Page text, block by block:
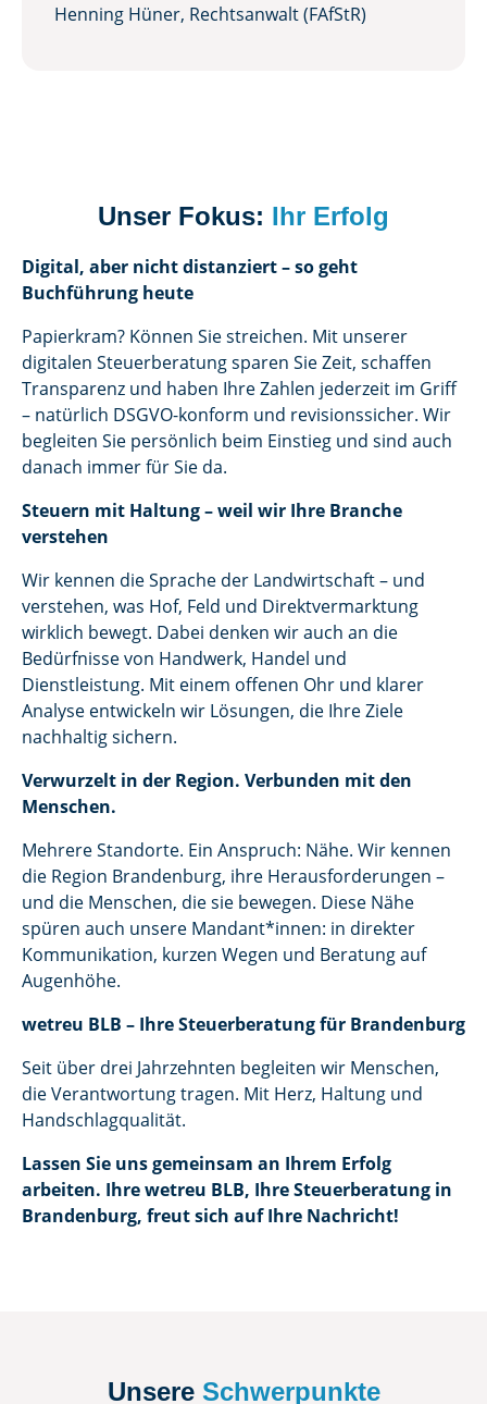
Henning Hüner, Rechtsanwalt (FAfStR)
Unser Fokus: Ihr Erfolg
Digital, aber nicht distanziert – so geht
Buchführung heute
Papierkram? Können Sie streichen. Mit unserer
digitalen Steuerberatung sparen Sie Zeit, schaffen
Transparenz und haben Ihre Zahlen jederzeit im Griff
– natürlich DSGVO-konform und revisionssicher. Wir
begleiten Sie persönlich beim Einstieg und sind auch
danach immer für Sie da.
Steuern mit Haltung – weil wir Ihre Branche
verstehen
Wir kennen die Sprache der Landwirtschaft – und
verstehen, was Hof, Feld und Direktvermarktung
wirklich bewegt. Dabei denken wir auch an die
Bedürfnisse von Handwerk, Handel und
Dienstleistung. Mit einem offenen Ohr und klarer
Analyse entwickeln wir Lösungen, die Ihre Ziele
nachhaltig sichern.
Verwurzelt in der Region. Verbunden mit den
Menschen.
Mehrere Standorte. Ein Anspruch: Nähe. Wir kennen
die Region Brandenburg, ihre Herausforderungen –
und die Menschen, die sie bewegen. Diese Nähe
spüren auch unsere Mandant*innen: in direkter
Kommunikation, kurzen Wegen und Beratung auf
Augenhöhe.
wetreu BLB – Ihre Steuerberatung für Brandenburg
Seit über drei Jahrzehnten begleiten wir Menschen,
die Verantwortung tragen. Mit Herz, Haltung und
Handschlagqualität.
Lassen Sie uns gemeinsam an Ihrem Erfolg
arbeiten. Ihre wetreu BLB, Ihre Steuerberatung in
Brandenburg, freut sich auf Ihre Nachricht!
Unsere Schwerpunkte